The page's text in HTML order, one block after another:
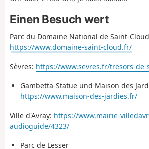
Einen Besuch wert
Parc du Domaine National de Saint-
https://www.domaine-saint-cloud.fr/
Sèvres: https://www.sevres.fr/tresors-de-
Gambetta-Statue und Maison des
https://www.maison-des-jardies.fr/
Ville d'Avray: https://www.mairie-
audioguide/4323/
Parc de Lesser